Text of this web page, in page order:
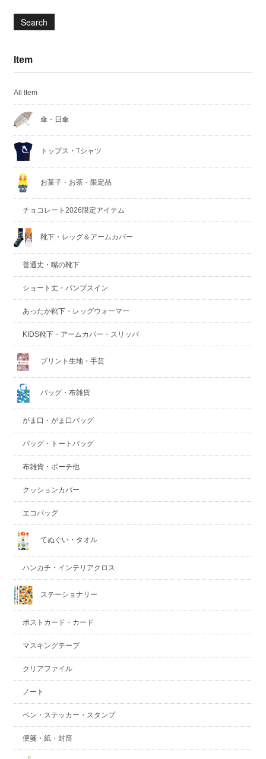
Search
Item
All Item
傘・日傘
トップス・Tシャツ
お菓子・お茶・限定品
チョコレート2026限定アイテム
靴下・レッグ＆アームカバー
普通丈・嘴の靴下
ショート丈・パンプスイン
あったか靴下・レッグウォーマー
KIDS靴下・アームカバー・スリッパ
プリント生地・手芸
バッグ・布雑貨
がま口・がま口バッグ
バッグ・トートバッグ
布雑貨・ポーチ他
クッションカバー
エコバッグ
てぬぐい・タオル
ハンカチ・インテリアクロス
ステーショナリー
ポストカード・カード
マスキングテープ
クリアファイル
ノート
ペン・ステッカー・スタンプ
便箋・紙・封筒